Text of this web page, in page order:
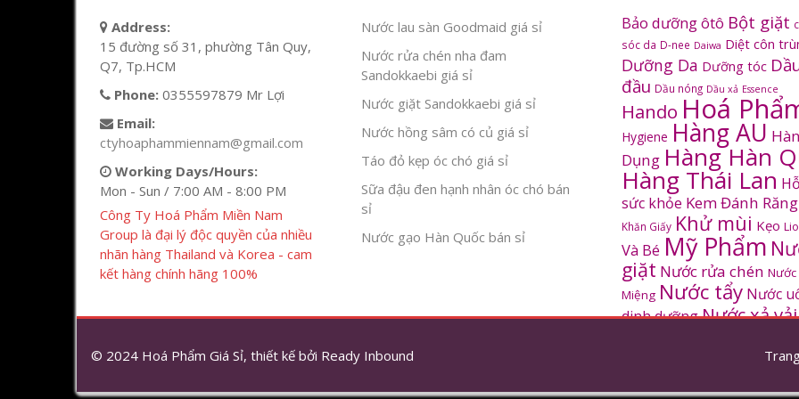
Address:
15 đường số 31, phường Tân Quy,
Q7, Tp.HCM
Phone: 0355597879 Mr Lợi
Email:
ctyhoaphammiennam@gmail.com
Working Days/Hours:
Mon - Sun / 7:00 AM - 8:00 PM
Công Ty Hoá Phẩm Miền Nam
Group là đại lý độc quyền của nhiều
nhãn hàng Thailand và Korea - cam
kết hàng chính hãng 100%
Nước lau sàn Goodmaid giá sỉ
Nước rửa chén nha đam
Sandokkaebi giá sỉ
Nước giặt Sandokkaebi giá sỉ
Nước hồng sâm có củ giá sỉ
Táo đỏ kẹp óc chó giá sỉ
Sữa đậu đen hạnh nhân óc chó bán
sỉ
Nước gạo Hàn Quốc bán sỉ
Bảo dưỡng ôtô Bột giặt
sóc da D-nee Daiwa Diệt côn
Dưỡng Da Dưỡng tóc
đầu Dầu nóng Dầu xả Essence
Hando Hoá
Hygiene Hàng AU
Dụng Hàng Hàn
Hàng Thái Lan
sức khỏe Kem Đánh Răng
Khăn Giấy Khử mùi Kẹo
Và Bé Mỹ Phẩm
giặt Nước rửa chén Nước
Miệng Nước tẩy Nước
dinh dưỡngNước xả vải
Sâm Hàn Quốc
© 2024 Hoá Phẩm Giá Sỉ, thiết kế bởi Ready Inbound